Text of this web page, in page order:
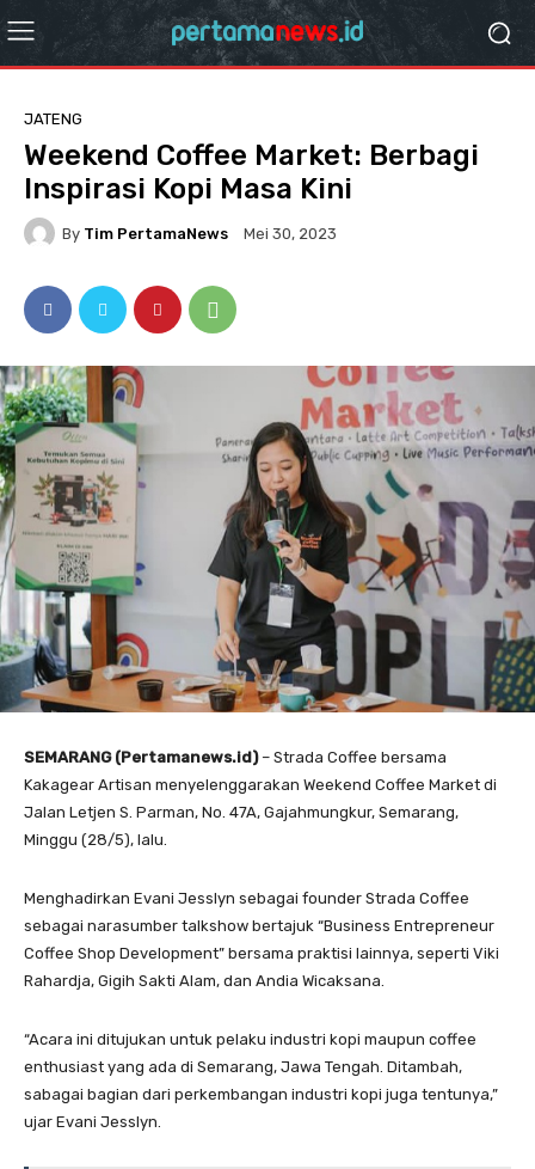
JATENG
Weekend Coffee Market: Berbagi
Inspirasi Kopi Masa Kini
By Tim PertamaNews Mei 30, 2023
SEMARANG (Pertamanews.id) – Strada Coffee bersama
Kakagear Artisan menyelenggarakan Weekend Coffee Market di
Jalan Letjen S. Parman, No. 47A, Gajahmungkur, Semarang,
Minggu (28/5), lalu.
Menghadirkan Evani Jesslyn sebagai founder Strada Coffee
sebagai narasumber talkshow bertajuk “Business Entrepreneur
Coffee Shop Development” bersama praktisi lainnya, seperti Viki
Rahardja, Gigih Sakti Alam, dan Andia Wicaksana.
“Acara ini ditujukan untuk pelaku industri kopi maupun coffee
enthusiast yang ada di Semarang, Jawa Tengah. Ditambah,
sabagai bagian dari perkembangan industri kopi juga tentunya,”
ujar Evani Jesslyn.